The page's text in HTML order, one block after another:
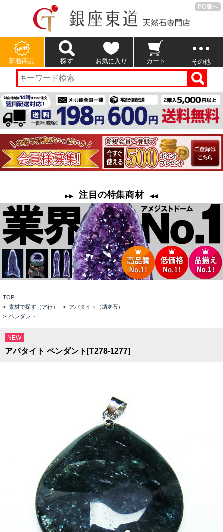
PC版へ
新着商品 探す お気に入り カート その他
TOP
> 素材で探す（ア行） > アパタイト（燐灰石）
> ペンダント
NEW
アパタイト ペンダント[T278-1277]